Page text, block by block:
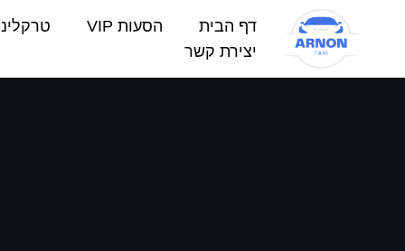
דף הבית הסעות VIP
יצירת קשר
for leaving details